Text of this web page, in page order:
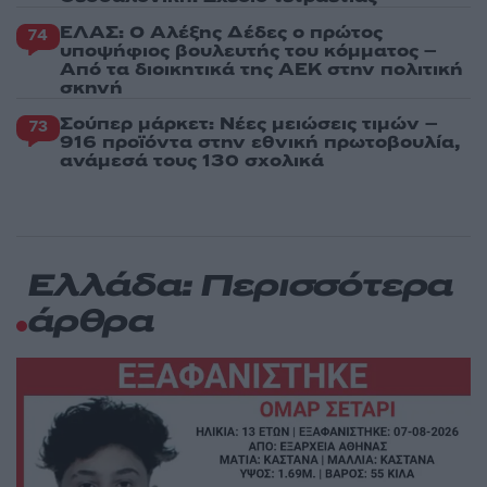
74 ΕΛΑΣ: Ο Αλέξης Δέδες ο πρώτος
υποψήφιος βουλευτής του κόμματος –
Από τα διοικητικά της ΑΕΚ στην πολιτική
σκηνή
73 Σούπερ μάρκετ: Νέες μειώσεις τιμών –
916 προϊόντα στην εθνική πρωτοβουλία,
ανάμεσά τους 130 σχολικά
Ελλάδα: Περισσότερα
άρθρα